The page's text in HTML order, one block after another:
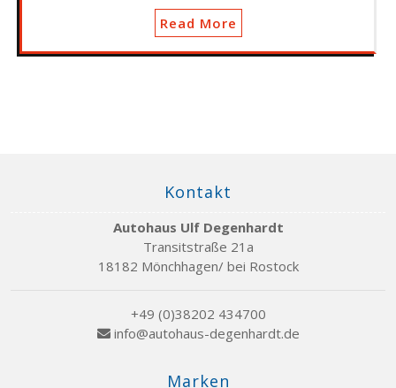
Read More
Kontakt
Autohaus Ulf Degenhardt
Transitstraße 21a
18182 Mönchhagen/ bei Rostock
+49 (0)38202 434700
info@autohaus-degenhardt.de
Marken